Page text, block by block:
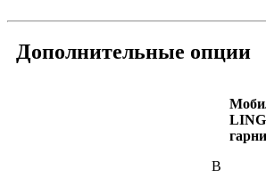
Дополнительные опции
В